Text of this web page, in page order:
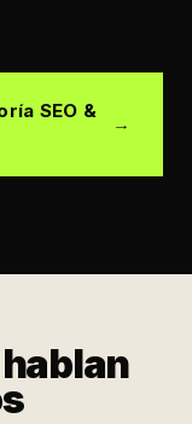
SEO &